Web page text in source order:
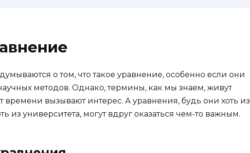
о том, что такое уравнение, особенно если они
методов. Однако, термины, как мы знаем, живут
вызывают интерес. А уравнения, будь они хоть из
из университета, могут вдруг оказаться чем-то важным.